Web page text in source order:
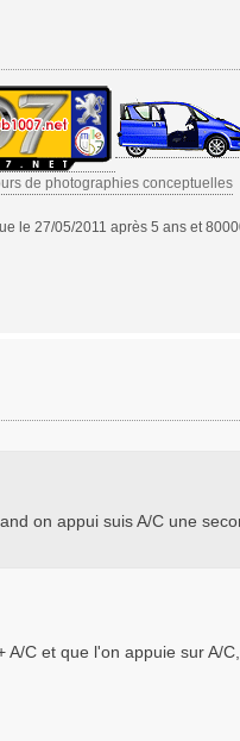
de photographies conceptuelles
le 27/05/2011 après 5 ans et
on appui suis A/C une
C et que l'on appuie sur A/